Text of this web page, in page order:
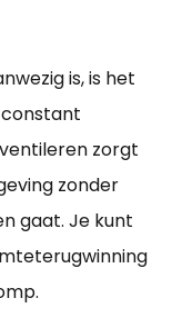
is, is het
zorgt
zonder
gaat. Je kunt